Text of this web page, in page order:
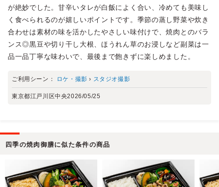
が絶妙でした。甘辛いタレが白飯によく合い、冷めても美味し
く食べられるのが嬉しいポイントです。季節の蒸し野菜や炊き
合わせは素材の味を活かしたやさしい味付けで、焼肉とのバラ
ンス◎黒豆や切り干し大根、ほうれん草のお浸しなど副菜は一
品一品丁寧な味わいで、最後まで飽きずに楽しめました。
ご利用シーン： ロケ・撮影 › スタジオ撮影
東京都江戸川区中央2026/05/25
四季の焼肉御膳に似た条件の商品